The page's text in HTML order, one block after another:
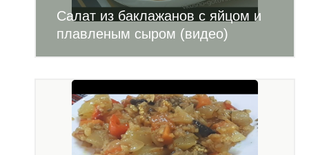
Салат из баклажанов с яйцом и
плавленым сыром (видео)